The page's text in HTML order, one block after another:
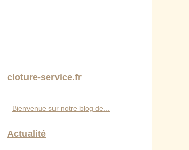
cloture-service.fr
Bienvenue sur notre blog de...
Actualité